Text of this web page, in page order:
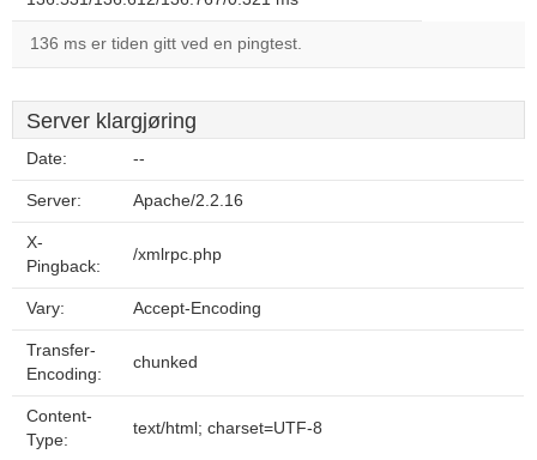
136 ms er tiden gitt ved en pingtest.
Server klargjøring
Date: --
Server: Apache/2.2.16
X-
Pingback:
/xmlrpc.php
Vary: Accept-Encoding
Transfer-
Encoding:
chunked
Content-
Type:
text/html; charset=UTF-8